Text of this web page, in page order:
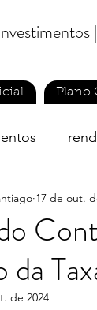
Plano
finanças
da
17 de out.
de 2024